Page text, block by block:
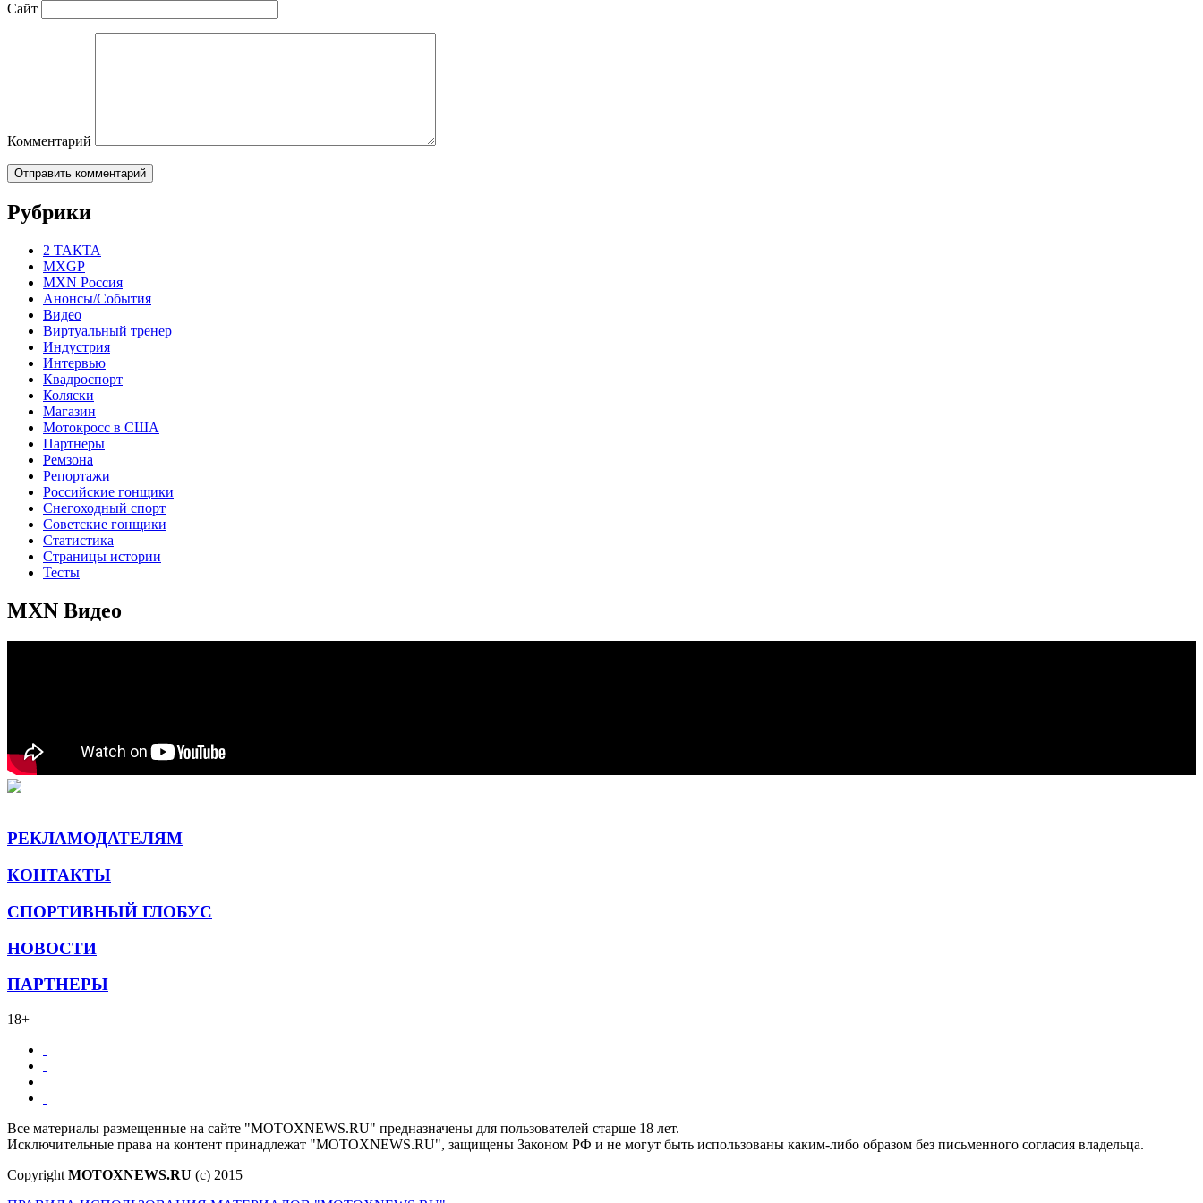
Сайт
Комментарий
Рубрики
2 ТАКТА
MXGP
MXN Россия
Анонсы/События
Видео
Виртуальный тренер
Индустрия
Интервью
Квадроспорт
Коляски
Магазин
Мотокросс в США
Партнеры
Ремзона
Репортажи
Российские гонщики
Снегоходный спорт
Советские гонщики
Статистика
Страницы истории
Тесты
MXN Видео
РЕКЛАМОДАТЕЛЯМ
КОНТАКТЫ
СПОРТИВНЫЙ ГЛОБУС
НОВОСТИ
ПАРТНЕРЫ
18+
Все материалы размещенные на сайте "MOTOXNEWS.RU" предназначены для пользователей старше 18 лет.
Исключительные права на контент принадлежат "MOTOXNEWS.RU", защищены Законом РФ и не могут быть использованы каким-либо образом без письменного согласия владельца.
Copyright MOTOXNEWS.RU (c) 2015